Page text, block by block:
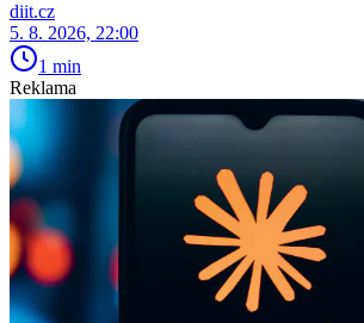
diit.cz
5. 8. 2026, 22:00
1 min
Reklama